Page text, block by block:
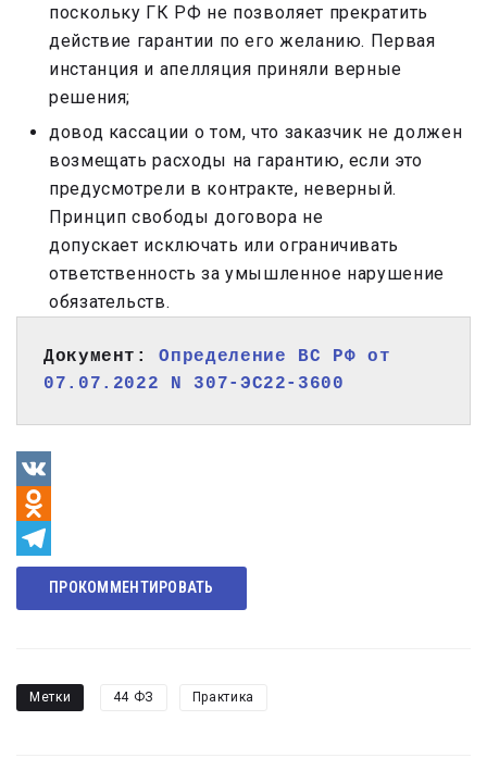
поскольку ГК РФ не позволяет прекратить
действие гарантии по его желанию. Первая
инстанция и апелляция приняли верные
решения;
довод кассации о том, что заказчик не должен
возмещать расходы на гарантию, если это
предусмотрели в контракте, неверный.
Принцип свободы договора не
допускает исключать или ограничивать
ответственность за умышленное нарушение
обязательств.
Документ: Определение ВС РФ от
07.07.2022 N 307-ЭС22-3600
VK
Odnoklassniki
Telegram
ПРОКОММЕНТИРОВАТЬ
Метки 44 ФЗ Практика